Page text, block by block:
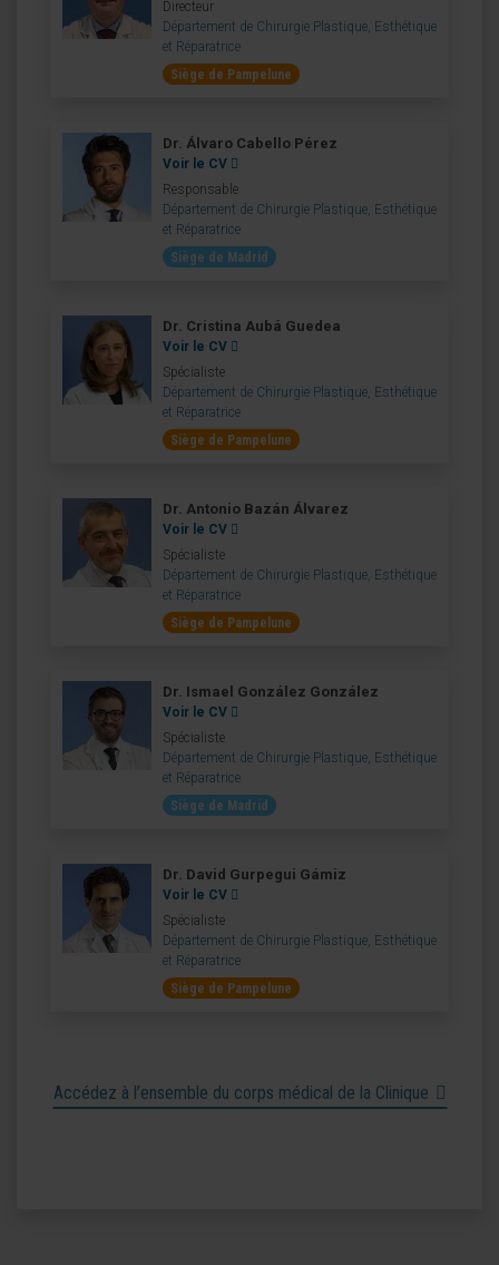
Directeur
Département de Chirurgie Plastique, Esthétique
et Réparatrice
Siège de Pampelune
Dr. Álvaro Cabello Pérez
Voir le CV
Responsable
Département de Chirurgie Plastique, Esthétique
et Réparatrice
Siège de Madrid
Dr. Cristina Aubá Guedea
Voir le CV
Spécialiste
Département de Chirurgie Plastique, Esthétique
et Réparatrice
Siège de Pampelune
Dr. Antonio Bazán Álvarez
Voir le CV
Spécialiste
Département de Chirurgie Plastique, Esthétique
et Réparatrice
Siège de Pampelune
Dr. Ismael González González
Voir le CV
Spécialiste
Département de Chirurgie Plastique, Esthétique
et Réparatrice
Siège de Madrid
Dr. David Gurpegui Gámiz
Voir le CV
Spécialiste
Département de Chirurgie Plastique, Esthétique
et Réparatrice
Siège de Pampelune
Accédez à l’ensemble du corps médical de la Clinique